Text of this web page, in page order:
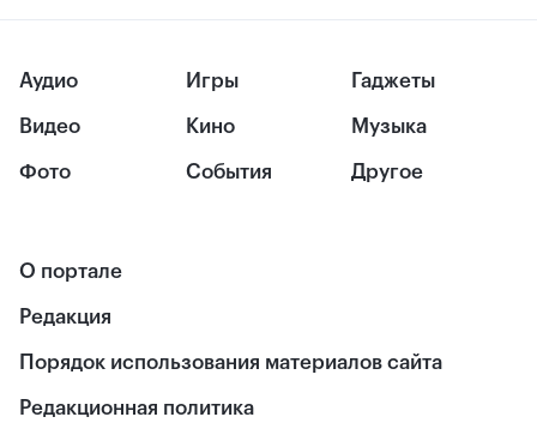
Аудио
Видео
Фото
Игры
Кино
События
Гаджеты
Музыка
Другое
О портале
Редакция
Порядок использования материалов сайта
Редакционная политика